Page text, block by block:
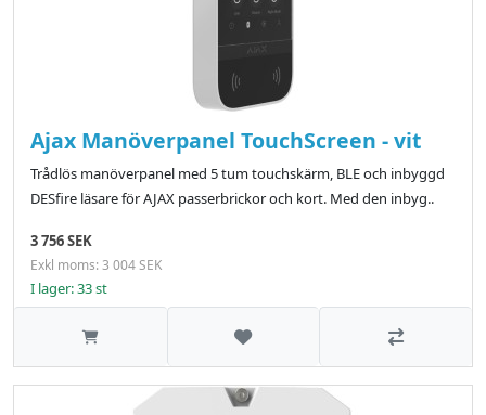
Ajax Manöverpanel TouchScreen - vit
Trådlös manöverpanel med 5 tum touchskärm, BLE och inbyggd
DESfire läsare för AJAX passerbrickor och kort. Med den inbyg..
3 756 SEK
Exkl moms: 3 004 SEK
I lager: 33 st
Lägg till i önskelistanJämför